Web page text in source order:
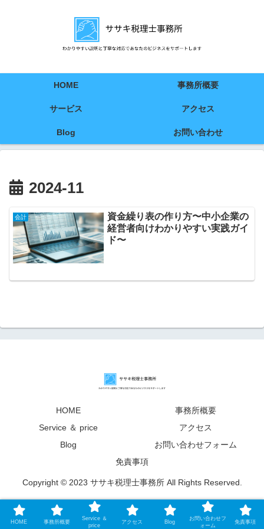
HOME 事務所概要
サービス アクセス
Blog お問い合わせ
2024-11
会計
資金繰り表の作り方〜中小企業の
経営者向けわかりやすい実践ガイ
ド〜
HOME
事務所概要
Service ＆ price
アクセス
Blog
お問い合わせフォーム
免責事項
Copyright © 2023 ササキ税理士事務所 All Rights Reserved.
HOME 事務所概要
Service ＆
price
アクセス Blog
お問い合わせフ
ォーム
免責事項